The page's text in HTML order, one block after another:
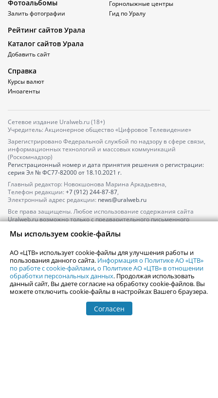
Фотоальбомы
Залить фотографии
Горнолыжные центры
Гид по Уралу
Рейтинг сайтов Урала
Каталог сайтов Урала
Добавить сайт
Справка
Курсы валют
Иноагенты
Сетевое издание Uralweb.ru (18+)
Учредитель: Акционерное общество «Цифровое Телевидение»
Зарегистрировано Федеральной службой по надзору в сфере связи,
информационных технологий и массовых коммуникаций
(Роскомнадзор)
Регистрационный номер и дата принятия решения о регистрации:
серия Эл № ФС77-82000от 18.10.2021 г.
Главный редактор: Новокшонова Марина Аркадьевна,
Телефон редакции: +7 (912) 244-87-87,
Электронный адрес редакции: news@uralweb.ru
Все права защищены. Любое использование содержания сайта
Uralweb.ru возможно только с предварительного письменного
По вопросам размещения рекламы обращайтесь по тел.
По вопросам размещения информации в разделе «Афиша»
afisha@uralweb.ru
Пользовательское соглашение на использование сайта
Политика АО «ЦТВ» в отношении обработки персональных данных
Мы используем cookie-файлы
АО «ЦТВ» использует cookie-файлы для улучшения работы и
пользования данного сайта. Информация о Политике АО «ЦТВ»
по работе с cookie-файлами,о Политике АО «ЦТВ» в отношении
обработки персональных данных. Продолжая использовать
данный сайт, Вы даете согласие на обработку cookie-файлов. Вы
можете отключить cookie-файлы в настройках Вашего браузера.
Согласен